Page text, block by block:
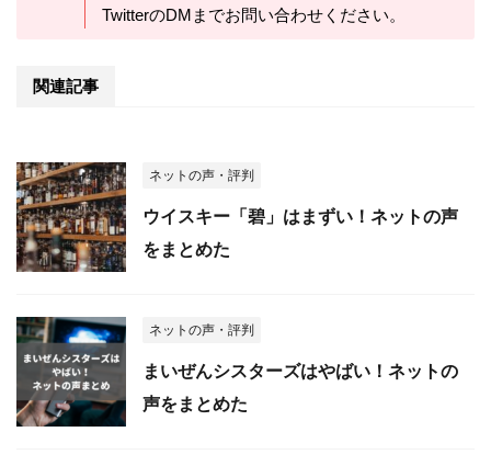
TwitterのDMまでお問い合わせください。
関連記事
ネットの声・評判
ウイスキー「碧」はまずい！ネットの声
をまとめた
ネットの声・評判
まいぜんシスターズはやばい！ネットの
声をまとめた